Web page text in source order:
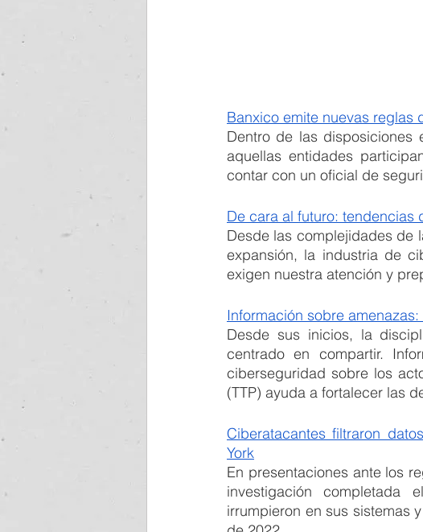
Banxico emite nuevas reglas
Dentro de las disposiciones
aquellas entidades
contar con un oficial de
De cara al futuro:
Desde las complejidades de
expansión, la industria de
exigen nuestra atención y
Información sobre
Desde sus inicios, la
centrado en compartir.
ciberseguridad sobre los
(TTP) ayuda a fortalecer las
Ciberatacantes filtraron
York
En presentaciones ante los
investigación
irrumpieron en sus sistemas